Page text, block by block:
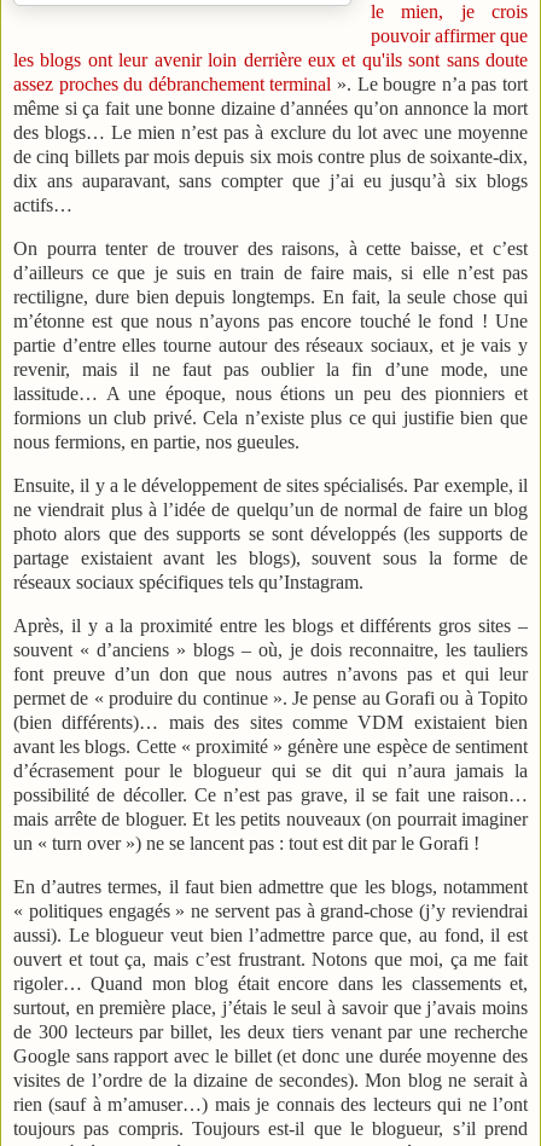
le mien, je crois
pouvoir affirmer que
les blogs ont leur avenir loin derrière eux et qu'ils sont sans doute
assez proches du débranchement terminal ». Le bougre n’a pas tort
même si ça fait une bonne dizaine d’années qu’on annonce la mort
des blogs… Le mien n’est pas à exclure du lot avec une moyenne
de cinq billets par mois depuis six mois contre plus de soixante-dix,
dix ans auparavant, sans compter que j’ai eu jusqu’à six blogs
actifs…
On pourra tenter de trouver des raisons, à cette baisse, et c’est
d’ailleurs ce que je suis en train de faire mais, si elle n’est pas
rectiligne, dure bien depuis longtemps. En fait, la seule chose qui
m’étonne est que nous n’ayons pas encore touché le fond ! Une
partie d’entre elles tourne autour des réseaux sociaux, et je vais y
revenir, mais il ne faut pas oublier la fin d’une mode, une
lassitude… A une époque, nous étions un peu des pionniers et
formions un club privé. Cela n’existe plus ce qui justifie bien que
nous fermions, en partie, nos gueules.
Ensuite, il y a le développement de sites spécialisés. Par exemple, il
ne viendrait plus à l’idée de quelqu’un de normal de faire un blog
photo alors que des supports se sont développés (les supports de
partage existaient avant les blogs), souvent sous la forme de
réseaux sociaux spécifiques tels qu’Instagram.
Après, il y a la proximité entre les blogs et différents gros sites –
souvent « d’anciens » blogs – où, je dois reconnaitre, les tauliers
font preuve d’un don que nous autres n’avons pas et qui leur
permet de « produire du continue ». Je pense au Gorafi ou à Topito
(bien différents)… mais des sites comme VDM existaient bien
avant les blogs. Cette « proximité » génère une espèce de sentiment
d’écrasement pour le blogueur qui se dit qui n’aura jamais la
possibilité de décoller. Ce n’est pas grave, il se fait une raison…
mais arrête de bloguer. Et les petits nouveaux (on pourrait imaginer
un « turn over ») ne se lancent pas : tout est dit par le Gorafi !
En d’autres termes, il faut bien admettre que les blogs, notamment
« politiques engagés » ne servent pas à grand-chose (j’y reviendrai
aussi). Le blogueur veut bien l’admettre parce que, au fond, il est
ouvert et tout ça, mais c’est frustrant. Notons que moi, ça me fait
rigoler… Quand mon blog était encore dans les classements et,
surtout, en première place, j’étais le seul à savoir que j’avais moins
de 300 lecteurs par billet, les deux tiers venant par une recherche
Google sans rapport avec le billet (et donc une durée moyenne des
visites de l’ordre de la dizaine de secondes). Mon blog ne serait à
rien (sauf à m’amuser…) mais je connais des lecteurs qui ne l’ont
toujours pas compris. Toujours est-il que le blogueur, s’il prend